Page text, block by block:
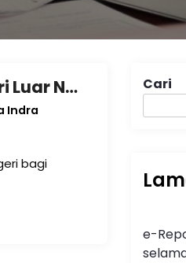
Pajak atas Jasa dari Luar Negeri bagi Perusahaan di Banjarbaru
Indra
bagi
Cari
e-